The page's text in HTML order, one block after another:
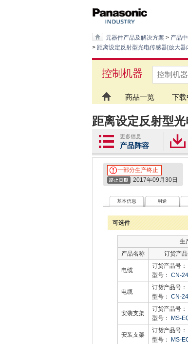
元器件产品及解决方案 > 产品
> 距离设定反射型光电传感器[放大器
控制机器
商品一览 下载
距离设定反射型
产品阵容
一部分生产终止
2017年09月30日
基本信息 用途
可选件
生
产品名称
订货产
电缆
订货产品号：
型号： CN-
电缆
订货产品号：
型号： CN-
安装支架
订货产品号：
型号：
MS-
安装支架
订货产品号：
型号：
MS-